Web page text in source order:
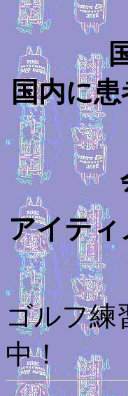
国内に
アイテ
ゴルフ練
中！